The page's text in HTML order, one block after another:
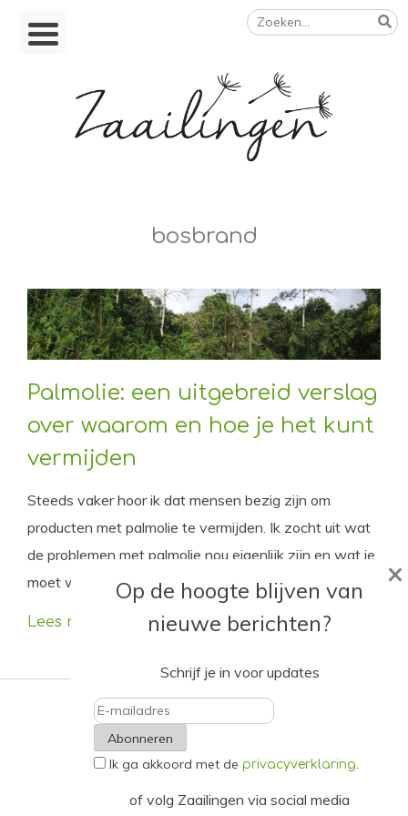
Skip
Zoeken
naar:
bosbrand
Palmolie: een uitgebreid verslag
over waarom en hoe je het kunt
vermijden
Steeds vaker hoor ik dat mensen bezig zijn om
producten met palmolie te vermijden. Ik zocht uit wat
de problemen met palmolie nou eigenlijk zijn en wat je
moet weten om zelf ook palmolie te vermijden.
Lees meer
Op de hoogte blijven van
nieuwe berichten?
Schrijf je in voor updates
E-
mailadres
Ik ga akkoord met de privacyverklaring.
of volg Zaailingen via social media
×